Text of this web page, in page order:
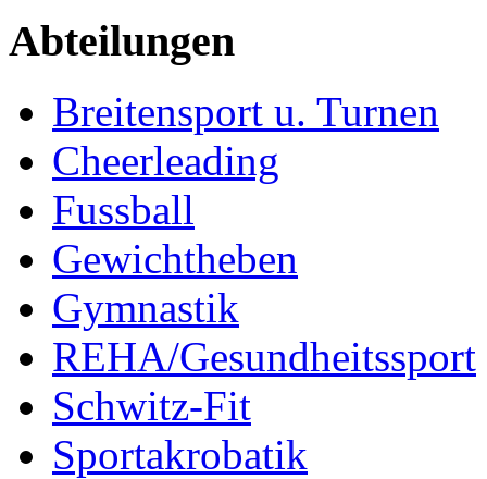
Abteilungen
Breitensport u. Turnen
Cheerleading
Fussball
Gewichtheben
Gymnastik
REHA/Gesundheitssport
Schwitz-Fit
Sportakrobatik